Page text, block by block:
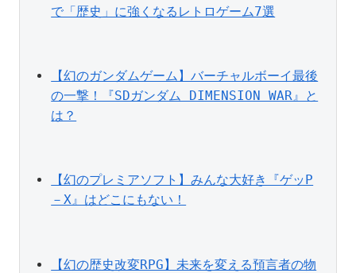
で「歴史」に強くなるレトロゲーム7選
【幻のガンダムゲーム】バーチャルボーイ最後
の一撃！『SDガンダム DIMENSION WAR』と
は？
【幻のプレミアソフト】みんな大好き『ゲッP
－X』はどこにもない！
【幻の歴史改変RPG】未来を変える預言者の物